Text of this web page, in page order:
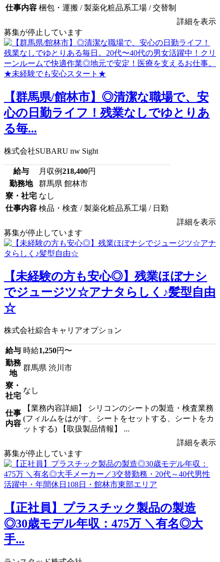
仕事内容 梱包・運搬 / 製薬化粧品系工場 / 交替制
詳細を表示
募集が停止しています
【群馬県/館林市】◎清潔な職場で、安
心の日勤ライフ！残業なしでゆとりあ
る毎...
株式会社SUBARU nw Sight
給与 月収例218,400円
勤務地
群馬県 館林市
寮・社宅 なし
仕事内容 検品・検査 / 製薬化粧品系工場 / 日勤
詳細を表示
募集が停止しています
【未経験の方も安心◎】残業ほぼナシ
でジュージツ☆アナタらしく♪髪型自由
☆
株式会社綜合キャリアオプション
給与 時給1,250円〜
勤務
地
群馬県 渋川市
寮・
社宅
なし
仕事
内容
【業務内容詳細】 シリコンのシートの製造・検査業務
(フィルムをはがす、シートをセットする、シートをカ
ットする) 【取扱製品情報】 ...
詳細を表示
募集が停止しています
【正社員】プラスチック製品の製造
◎30歳モデル年収：475万 ＼有名◎大
手...